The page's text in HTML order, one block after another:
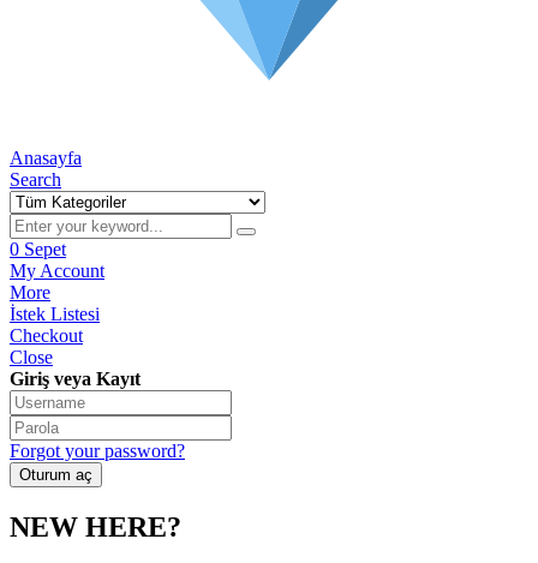
Anasayfa
Search
0 Sepet
My Account
More
İstek Listesi
Checkout
Close
Giriş veya Kayıt
Forgot your password?
NEW HERE?